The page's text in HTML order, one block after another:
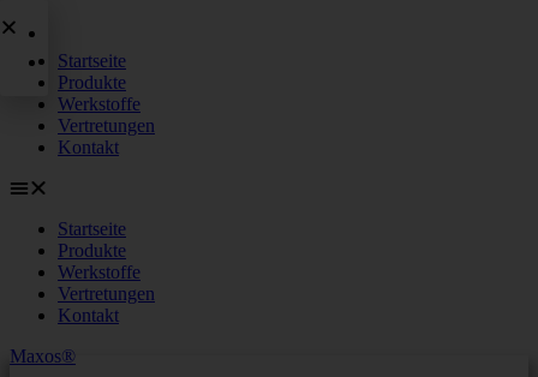
Zum
Inhalt
springenStartseite
Produkte
Werkstoffe
Vertretungen
Kontakt
Startseite
Produkte
Werkstoffe
Vertretungen
Kontakt
Maxos®